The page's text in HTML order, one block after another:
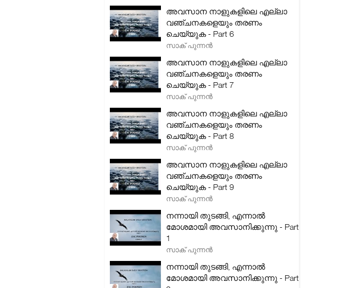
അവസാന നാളുകളിലെ എല്ലാ
വഞ്ചനകളെയും തരണം
ചെയ്യുക - Part 6
സാക് പുന്നൻ
അവസാന നാളുകളിലെ എല്ലാ
വഞ്ചനകളെയും തരണം
ചെയ്യുക - Part 7
സാക് പുന്നൻ
അവസാന നാളുകളിലെ എല്ലാ
വഞ്ചനകളെയും തരണം
ചെയ്യുക - Part 8
സാക് പുന്നൻ
അവസാന നാളുകളിലെ എല്ലാ
വഞ്ചനകളെയും തരണം
ചെയ്യുക - Part 9
സാക് പുന്നൻ
നന്നായി തുടങ്ങി, എന്നാൽ
മോശമായി അവസാനിക്കുന്നു - Part
1
സാക് പുന്നൻ
നന്നായി തുടങ്ങി, എന്നാൽ
മോശമായി അവസാനിക്കുന്നു - Part